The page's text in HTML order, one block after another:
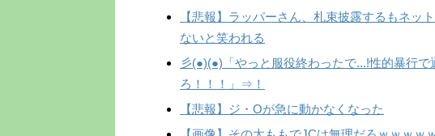
【悲報】ラッパーさん、札束披露するもネッ
ないと笑われる
彡(●)(●)「やっと服役終わったで...!性的暴行
ろ！！！」⇒！
【悲報】ジ・Oが急に動かなくなった